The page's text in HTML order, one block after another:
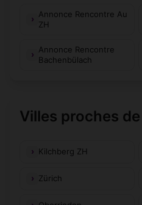
Annonce Rencontre Au
ZH
Annonce Rencontre
Bachenbülach
Villes proches
Kilchberg ZH
Zürich